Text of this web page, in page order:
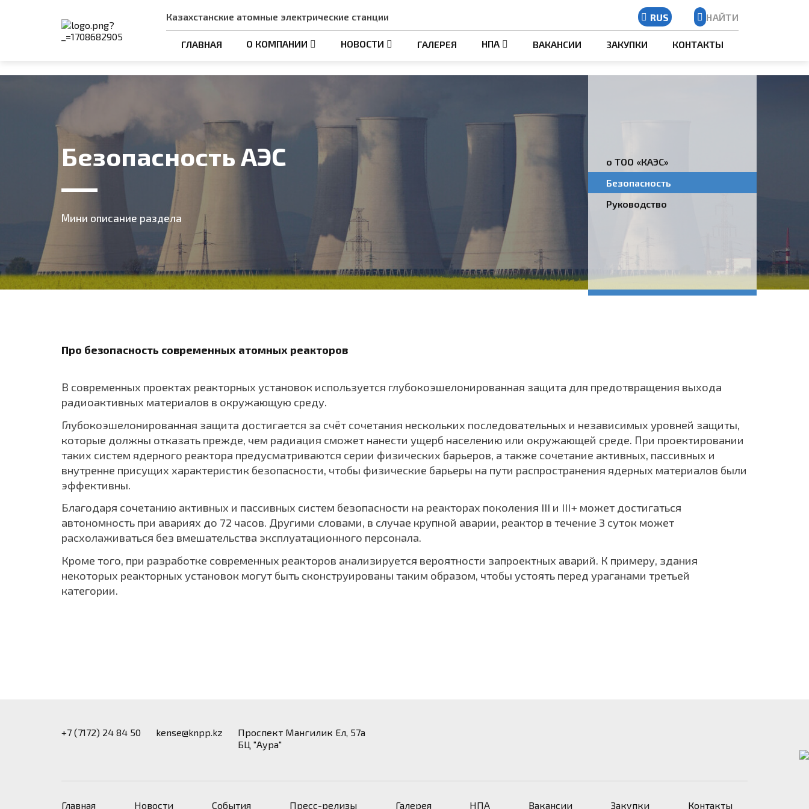
Казахстанские атомные электрические станции
RUS
English
НАЙТИ
ГЛАВНАЯ О КОМПАНИИ НОВОСТИ ГАЛЕРЕЯ НПА ВАКАНСИИ ЗАКУПКИ КОНТАКТЫ
Безопасность АЭС
Мини описание раздела
о ТОО «КАЭС»
Безопасность
Руководство
Про безопасность современных атомных реакторов
В современных проектах реакторных установок используется глубокоэшелонированная защита для предотвращения выхода
радиоактивных материалов в окружающую среду.
Глубокоэшелонированная защита достигается за счёт сочетания нескольких последовательных и независимых уровней защиты,
которые должны отказать прежде, чем радиация сможет нанести ущерб населению или окружающей среде. При проектировании
таких систем ядерного реактора предусматриваются серии физических барьеров, а также сочетание активных, пассивных и
внутренне присущих характеристик безопасности, чтобы физические барьеры на пути распространения ядерных материалов были
эффективны.
Благодаря сочетанию активных и пассивных систем безопасности на реакторах поколения III и III+ может достигаться
автономность при авариях до 72 часов. Другими словами, в случае крупной аварии, реактор в течение 3 суток может
расхолаживаться без вмешательства эксплуатационного персонала.
Кроме того, при разработке современных реакторов анализируется вероятности запроектных аварий. К примеру, здания
некоторых реакторных установок могут быть сконструированы таким образом, чтобы устоять перед ураганами третьей
категории.
+7 (7172) 24 84 50 kense@knpp.kz
​Проспект Мангилик Ел, 57а
БЦ "Аура"
Главная Новости События Пресс-релизы Галерея НПА Вакансии Закупки Контакты